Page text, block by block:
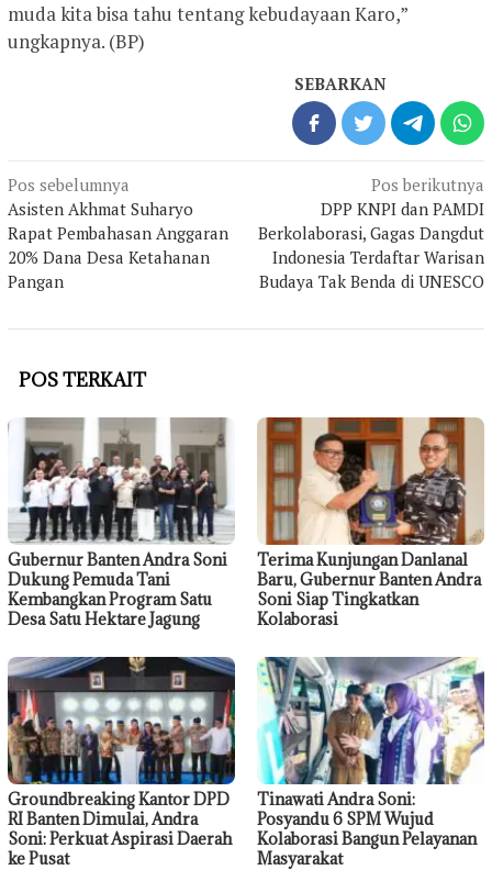
muda kita bisa tahu tentang kebudayaan Karo,”
ungkapnya. (BP)
SEBARKAN
Navigasi
pos
Pos sebelumnya
Asisten Akhmat Suharyo
Rapat Pembahasan Anggaran
20% Dana Desa Ketahanan
Pangan
Pos berikutnya
DPP KNPI dan PAMDI
Berkolaborasi, Gagas Dangdut
Indonesia Terdaftar Warisan
Budaya Tak Benda di UNESCO
POS TERKAIT
Gubernur Banten Andra Soni
Dukung Pemuda Tani
Kembangkan Program Satu
Desa Satu Hektare Jagung
Terima Kunjungan Danlanal
Baru, Gubernur Banten Andra
Soni Siap Tingkatkan
Kolaborasi
Groundbreaking Kantor DPD
RI Banten Dimulai, Andra
Soni: Perkuat Aspirasi Daerah
ke Pusat
Tinawati Andra Soni:
Posyandu 6 SPM Wujud
Kolaborasi Bangun Pelayanan
Masyarakat